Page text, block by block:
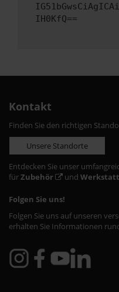
IH0KfQ==
Kontakt
Finden Sie den richtigen
Unsere Standorte
Entdecken Sie unser
fürZubehör und
Folgen Sie uns!
Folgen Sie uns auf unseren
erhalten Sie Informationen